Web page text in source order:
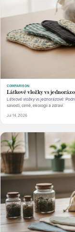
COMPARISON
Látkové vložky vs
Látkové vložky vs jednorázové:
savosti, ceně, ekologii a zdraví.
Jul 14, 2026